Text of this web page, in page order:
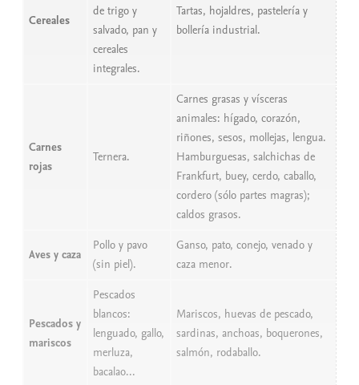
Cereales
de trigo y
salvado, pan y
cereales
integrales.
Tartas, hojaldres, pastelería y
bollería industrial.
Carnes
rojas
Ternera.
Carnes grasas y vísceras
animales: hígado, corazón,
riñones, sesos, mollejas, lengua.
Hamburguesas, salchichas de
Frankfurt, buey, cerdo, caballo,
cordero (sólo partes magras);
caldos grasos.
Aves y caza
Pollo y pavo
(sin piel).
Ganso, pato, conejo, venado y
caza menor.
Pescados y
mariscos
Pescados
blancos:
lenguado, gallo,
merluza,
bacalao...
Mariscos, huevas de pescado,
sardinas, anchoas, boquerones,
salmón, rodaballo.